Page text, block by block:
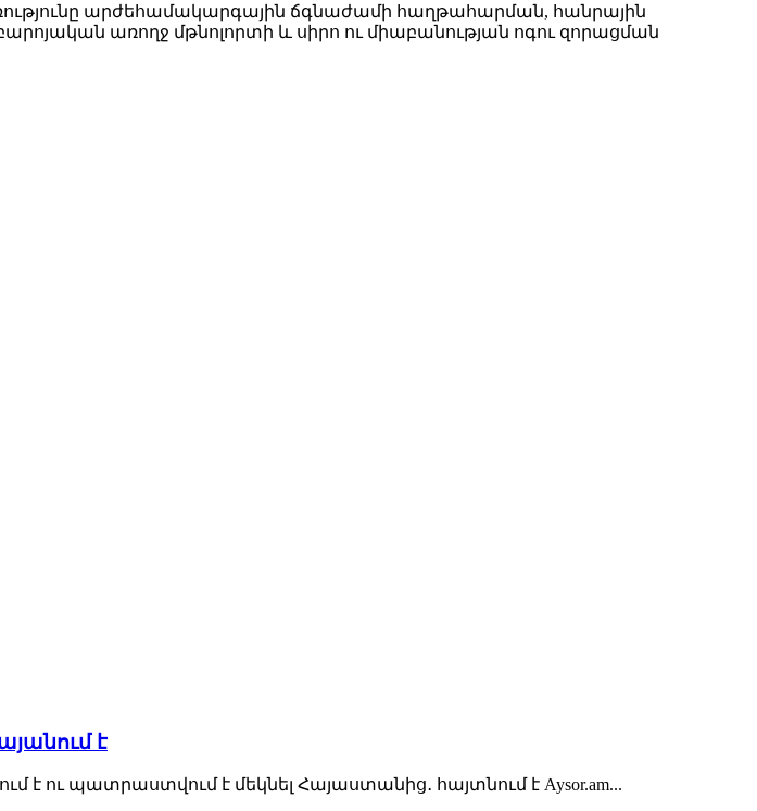
արժեհամակարգային ճգնաժամի հաղթահարման, հանրային
առողջ մթնոլորտի և սիրո ու միաբանության ոգու զորացման
է
ու պատրաստվում է մեկնել Հայաստանից․ հայտնում է Aysor.am...